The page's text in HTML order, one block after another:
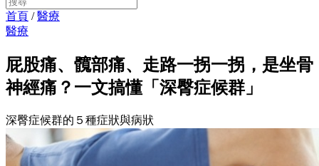
首頁 /醫療
醫療
屁股痛、髖部痛、走路一拐一拐，是坐骨
神經痛？一文搞懂「深臀症候群」
深臀症候群的５種症狀與病狀